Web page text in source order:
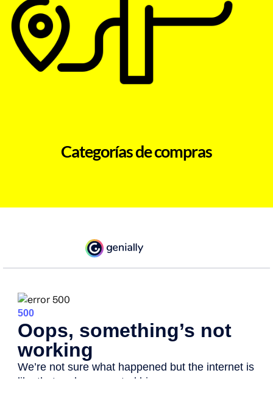
Categorías de compras